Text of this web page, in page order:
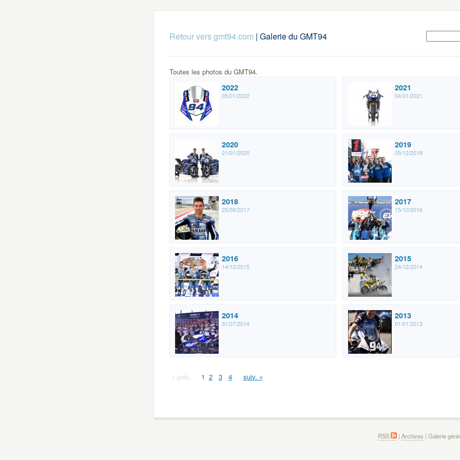
Retour vers gmt94.com | Galerie du GMT94
Toutes les photos du GMT94.
2022
05/01/2022
2021
04/01/2021
2020
21/01/2020
2019
05/12/2018
2018
25/09/2017
2017
15/10/2016
2016
14/12/2015
2015
24/12/2014
2014
31/07/2014
2013
01/01/2013
« préc. 1 2 3 4 suiv. »
RSS | Archives | Galerie